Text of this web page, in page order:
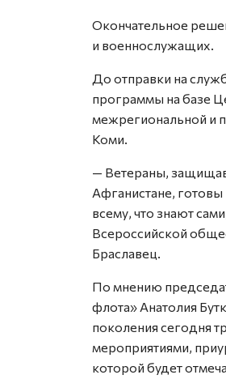
Окончательное
и военнослужащих.
До отправки на
программы на базе
межрегиональной и
Коми.
— Ветераны,
Афганистане,
всему, что знают
Всероссийской
Браславец.
По мнению
флота» Анатолия
поколения сегодня
мероприятиями,
которой будет